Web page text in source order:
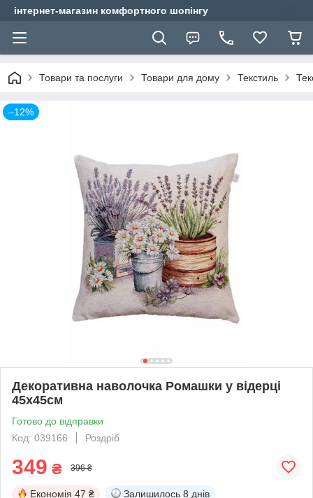
інтернет-магазин комфортного шопінгу
Товари та послуги Товари для дому Текстиль
–12%
Декоративна наволочка Ромашки у відерці
45х45см
Готово до відправки
Код: 039166
Роздріб
349 ₴ 396 ₴
Економія 47 ₴ Залишилось 8 днів